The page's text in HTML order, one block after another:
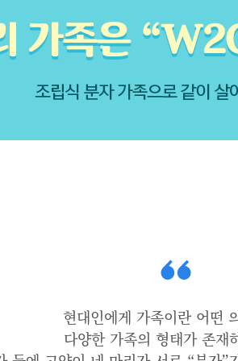
현대인에게 가족이란 어떤
다양한 가족의 형태가 존재